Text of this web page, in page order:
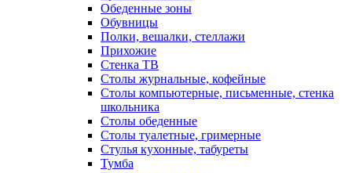
Обеденные зоны
Обувницы
Полки, вешалки, стеллажи
Прихожие
Стенка ТВ
Столы журнальные, кофейные
Столы компьютерные, письменные, стенка
школьника
Столы обеденные
Столы туалетные, гримерные
Стулья кухонные, табуреты
Тумба